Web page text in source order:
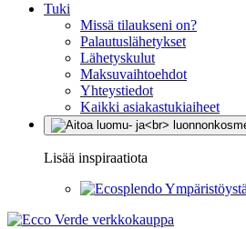
Tuki
Missä tilaukseni on?
Palautuslähetykset
Lähetyskulut
Maksuvaihtoehdot
Yhteystiedot
Kaikki asiakastukiaiheet
Lisää inspiraatiota